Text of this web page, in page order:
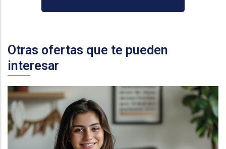
Otras ofertas que te pueden
interesar